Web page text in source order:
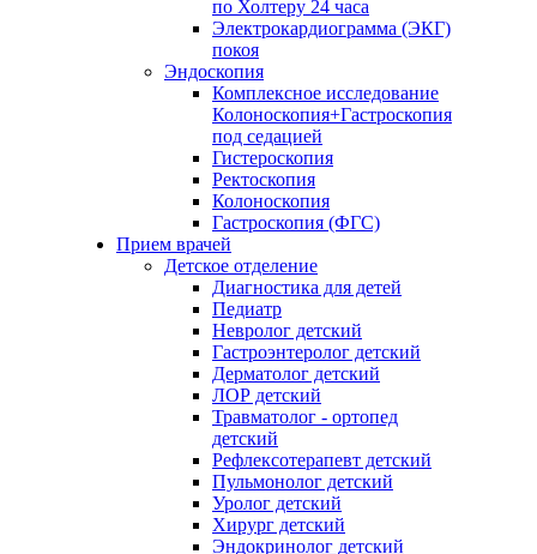
по Холтеру 24 часа
Электрокардиограмма (ЭКГ)
покоя
Эндоскопия
Комплексное исследование
Колоноскопия+Гастроскопия
под седацией
Гистероскопия
Ректоскопия
Колоноскопия
Гастроскопия (ФГС)
Прием врачей
Детское отделение
Диагностика для детей
Педиатр
Невролог детский
Гастроэнтеролог детский
Дерматолог детский
ЛОР детский
Травматолог - ортопед
детский
Рефлексотерапевт детский
Пульмонолог детский
Уролог детский
Хирург детский
Эндокринолог детский